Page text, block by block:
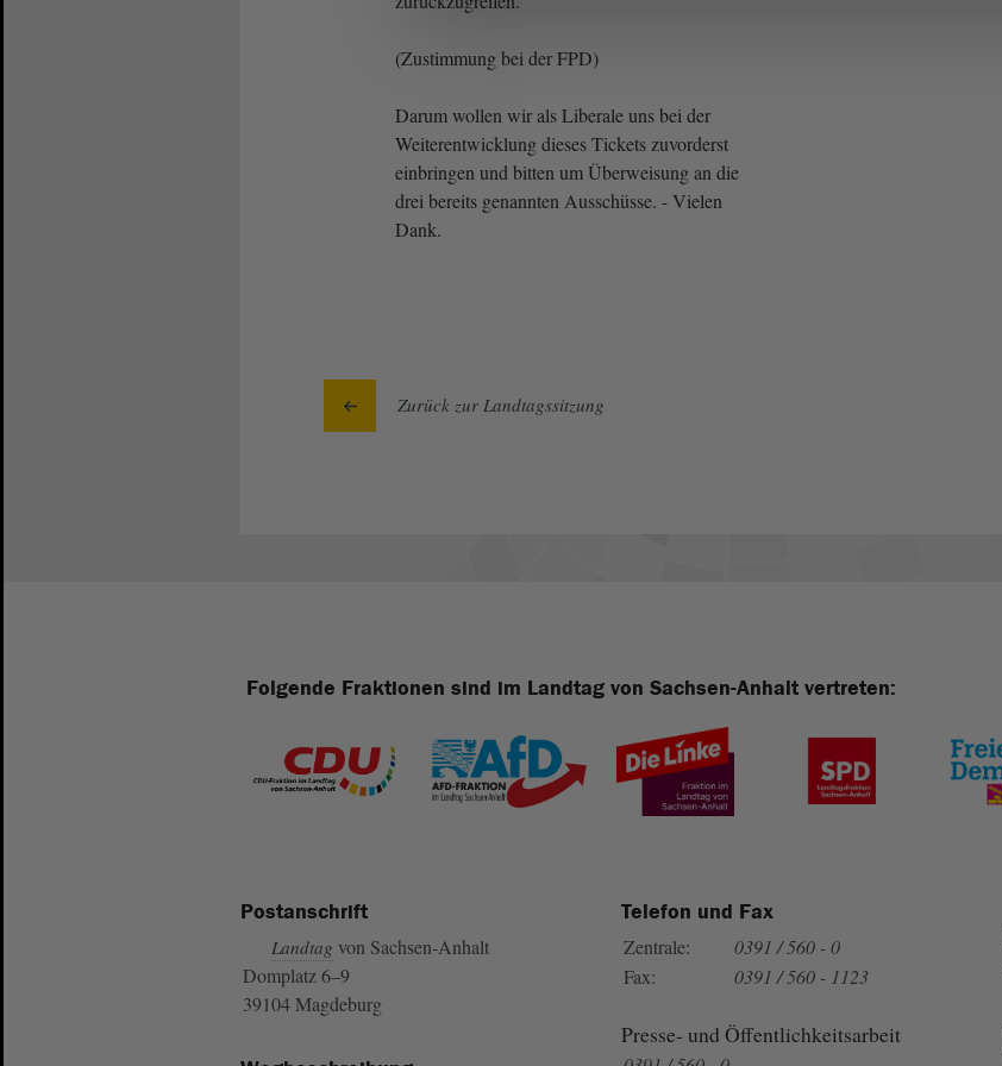
(Zustimmung bei der FPD)
Darum wollen wir als Liberale uns bei der
Weiterentwicklung dieses Tickets zuvorderst
einbringen und bitten um Überweisung an die
drei bereits genannten Ausschüsse. - Vielen
Dank.
Zurück zur Landtagssitzung
Folgende Fraktionen sind im Landtag von Sachsen-Anhalt vertreten:
Postanschrift
Landtag von Sachsen-Anhalt
Domplatz 6–9
39104 Magdeburg
Telefon und Fax
Zentrale:
0391 / 560 - 0
Fax:
0391 / 560 - 1123
Presse- und Öffentlichkeitsarbeit